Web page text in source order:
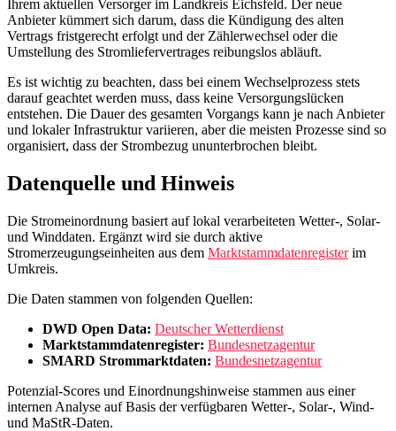
Ihrem aktuellen Versorger im Landkreis Eichsfeld. Der neue
Anbieter kümmert sich darum, dass die Kündigung des alten
Vertrags fristgerecht erfolgt und der Zählerwechsel oder die
Umstellung des Stromliefervertrages reibungslos abläuft.
Es ist wichtig zu beachten, dass bei einem Wechselprozess stets
darauf geachtet werden muss, dass keine Versorgungslücken
entstehen. Die Dauer des gesamten Vorgangs kann je nach Anbieter
und lokaler Infrastruktur variieren, aber die meisten Prozesse sind so
organisiert, dass der Strombezug ununterbrochen bleibt.
Datenquelle und Hinweis
Die Stromeinordnung basiert auf lokal verarbeiteten Wetter-, Solar-
und Winddaten. Ergänzt wird sie durch aktive
Stromerzeugungseinheiten aus dem Marktstammdatenregisterim
Umkreis.
Die Daten stammen von folgenden Quellen:
DWD Open Data: Deutscher Wetterdienst
Marktstammdatenregister: Bundesnetzagentur
SMARD Strommarktdaten: Bundesnetzagentur
Potenzial-Scores und Einordnungshinweise stammen aus einer
internen Analyse auf Basis der verfügbaren Wetter-, Solar-, Wind-
und MaStR-Daten.